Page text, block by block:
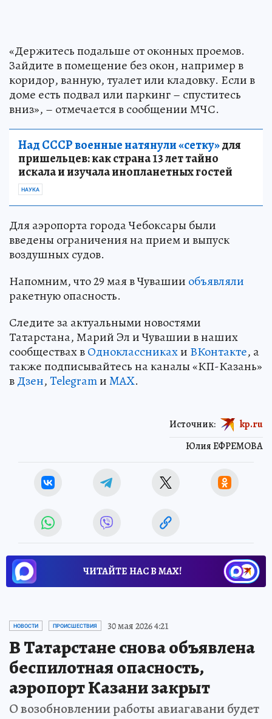
«Держитесь подальше от оконных проемов.
Зайдите в помещение без окон, например в
коридор, ванную, туалет или кладовку. Если в
доме есть подвал или паркинг – спуститесь
вниз», – отмечается в сообщении МЧС.
Над СССР военные натянули «сетку»для
пришельцев: как страна 13 лет тайно
искала и изучала инопланетных гостей
НАУКА
Для аэропорта города Чебоксары были
введены ограничения на прием и выпуск
воздушных судов.
Напомним, что 29 мая в Чувашии объявляли
ракетную опасность.
Следите за актуальными новостями
Татарстана, Марий Эл и Чувашии в наших
сообществах вОдноклассникахи ВКонтакте, а
также подписывайтесь на каналы «КП-Казань»
вДзен,TelegramиMAX.
Юлия ЕФРЕМОВА
Источник: kp.ru
ЧИТАЙТЕ НАС В МАХ!
НОВОСТИ ПРОИСШЕСТВИЯ 30 мая 2026 4:21
В Татарстане снова объявлена
беспилотная опасность,
аэропорт Казани закрыт
О возобновлении работы авиагавани будет